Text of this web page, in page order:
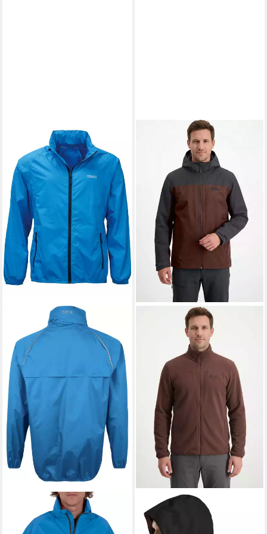
PRO-X ELEMENTS
Regenjacke PACKable
wasserdicht, atmungsaktiv,
JACK WOLFSKIN
3-in-1-Funktionsjacke
TAUBENBERG 3IN1 JKT M